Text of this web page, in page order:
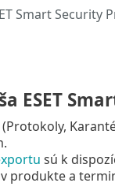
Smart Security
ESET
sú k
produkte a